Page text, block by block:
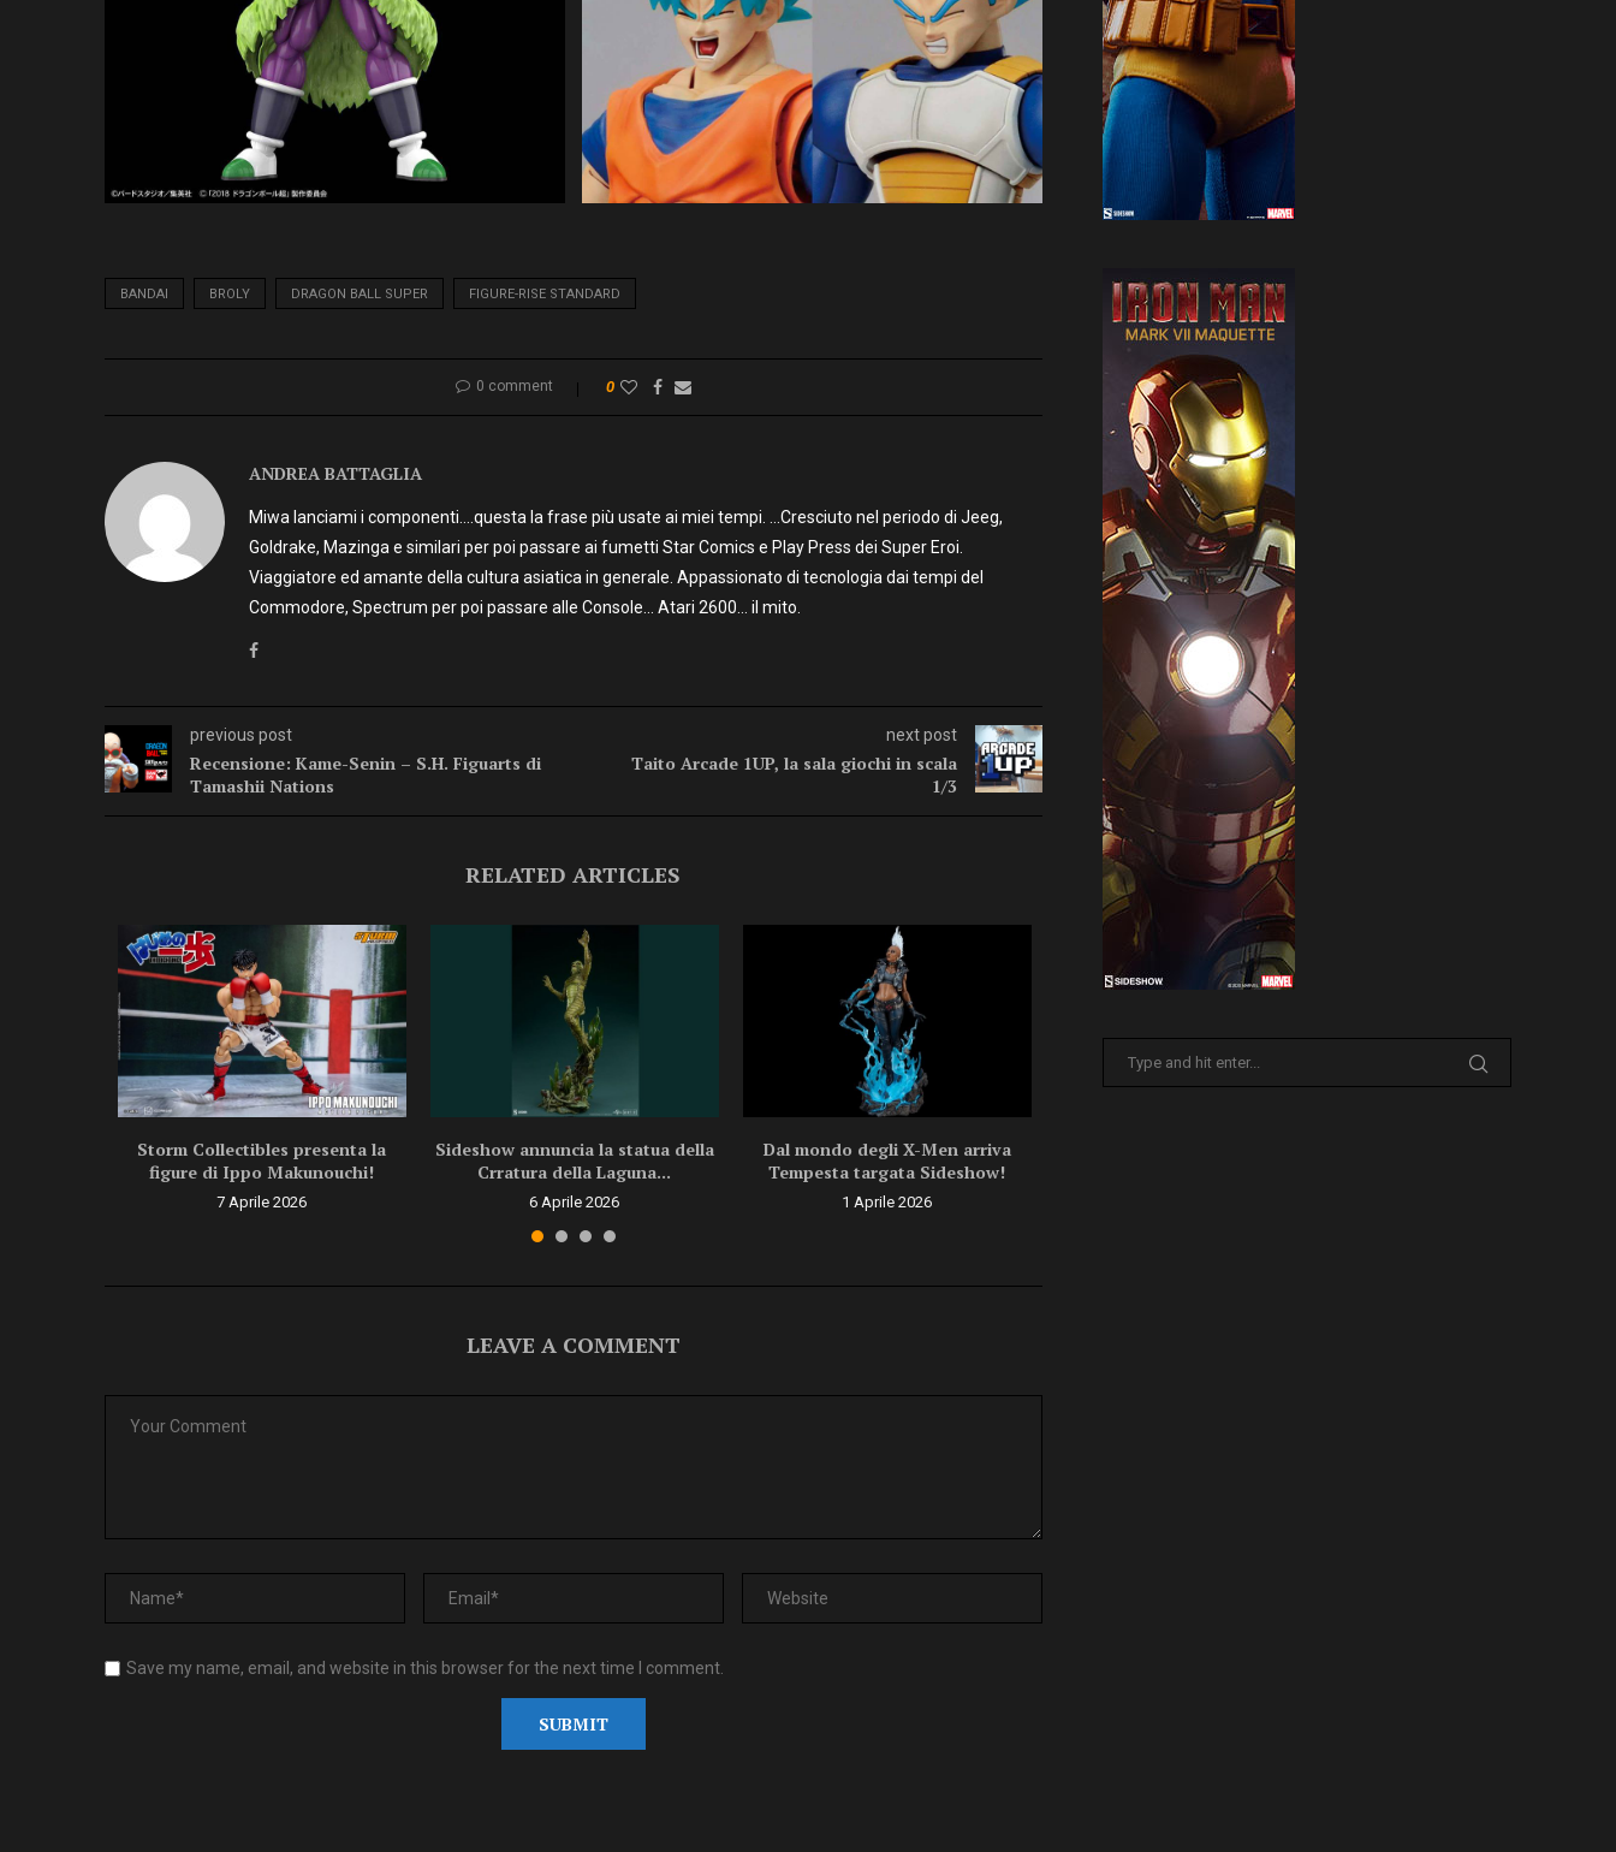
BANDAI BROLY DRAGON BALL SUPER FIGURE-RISE STANDARD
0 comment 0
ANDREA BATTAGLIA
Miwa lanciami i componenti….questa la frase più usate ai miei tempi. …Cresciuto nel periodo di Jeeg,
Goldrake, Mazinga e similari per poi passare ai fumetti Star Comics e Play Press dei Super Eroi.
Viaggiatore ed amante della cultura asiatica in generale. Appassionato di tecnologia dai tempi del
Commodore, Spectrum per poi passare alle Console… Atari 2600… il mito.
previous post
Recensione: Kame-Senin – S.H. Figuarts di
Tamashii Nations
next post
Taito Arcade 1UP, la sala giochi in scala
1/3
RELATED ARTICLES
Storm Collectibles presenta la
figure di Ippo Makunouchi!
7 Aprile 2026
Sideshow annuncia la statua della
Crratura della Laguna...
6 Aprile 2026
Dal mondo degli X-Men arriva
Tempesta targata Sideshow!
1 Aprile 2026
LEAVE A COMMENT
Save my name, email, and website in this browser for the next time I comment.